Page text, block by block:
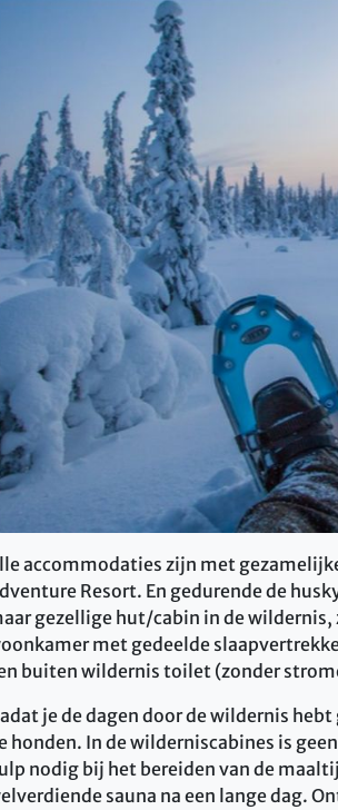
accommodaties zijn met
Resort. En gedurende de
gezellige hut/cabin in de
met gedeelde
buiten wildernis toilet (zonder
je de dagen door de wildernis
honden. In de wilderniscabines is
nodig bij het bereiden van de
sauna na een lange dag.